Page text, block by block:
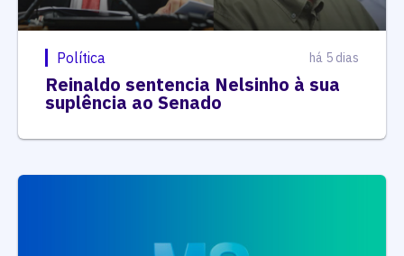
Política há 5 dias
Reinaldo sentencia Nelsinho à sua
suplência ao Senado